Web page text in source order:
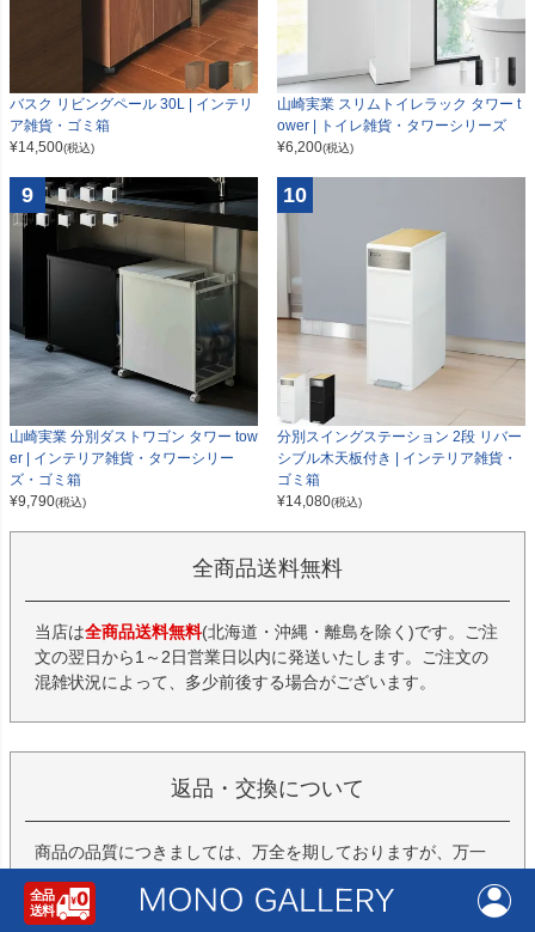
バスク リビングペール 30L | インテリ
ア雑貨・ゴミ箱
¥14,500(税込)
山崎実業 スリムトイレラック タワー t
ower | トイレ雑貨・タワーシリーズ
¥6,200(税込)
9
山崎実業 分別ダストワゴン タワー tow
er | インテリア雑貨・タワーシリー
ズ・ゴミ箱
¥9,790(税込)
10
分別スイングステーション 2段 リバー
シブル木天板付き | インテリア雑貨・
ゴミ箱
¥14,080(税込)
全商品送料無料
当店は全商品送料無料(北海道・沖縄・離島を除く)です。ご注
文の翌日から1～2日営業日以内に発送いたします。ご注文の
混雑状況によって、多少前後する場合がございます。
返品・交換について
商品の品質につきましては、万全を期しておりますが、万一
らせください。返品・交換につきましては、7日以内、未開
封・未使用に限り可能です。